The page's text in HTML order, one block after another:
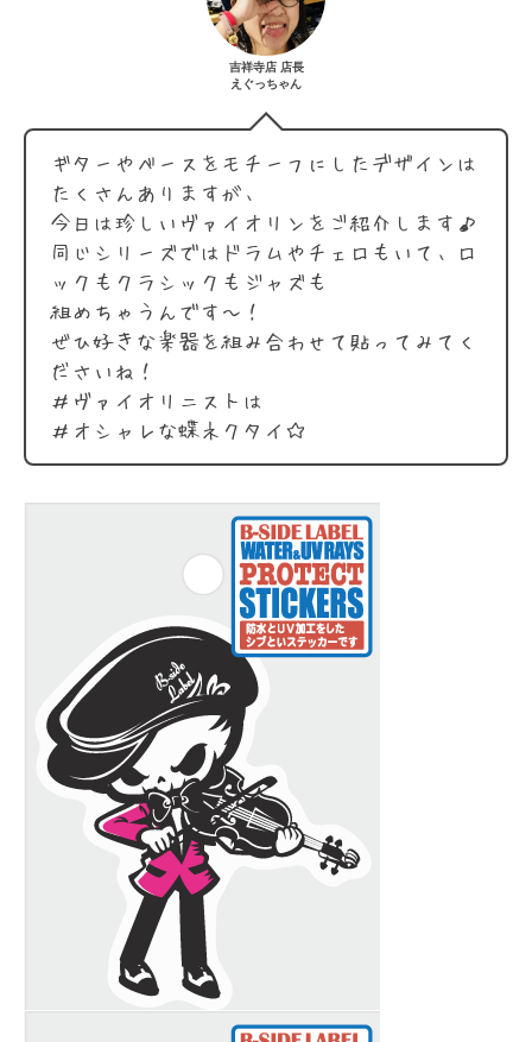
吉祥寺店 店長
えぐっちゃん
ギターやベースをモチーフにしたデザインは
たくさんありますが、
今日は珍しいヴァイオリンをご紹介します♪
同じシリーズではドラムやチェロもいて、ロ
ックもクラシックもジャズも
組めちゃうんです〜！
ぜひ好きな楽器を組み合わせて貼ってみてく
ださいね！
＃ヴァイオリニストは
＃オシャレな蝶ネクタイ☆